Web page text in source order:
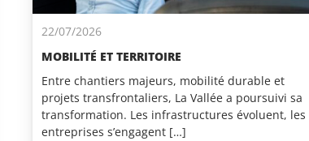
22/07/2026
MOBILITÉ ET TERRITOIRE
Entre chantiers majeurs, mobilité durable et
projets transfrontaliers, La Vallée a poursuivi sa
transformation. Les infrastructures évoluent, les
entreprises s’engagent […]